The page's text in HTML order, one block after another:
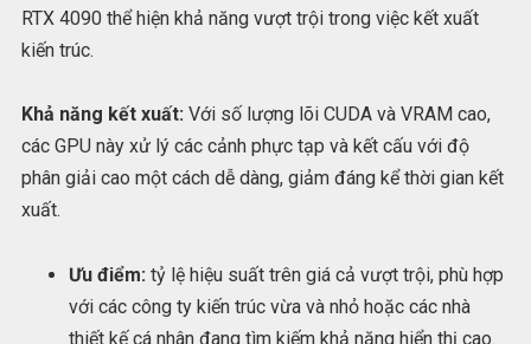
RTX 4090 thể hiện khả năng vượt trội trong việc kết xuất
kiến trúc.
Khả năng kết xuất: Với số lượng lõi CUDA và VRAM cao,
các GPU này xử lý các cảnh phực tạp và kết cấu với độ
phân giải cao một cách dễ dàng, giảm đáng kể thời gian kết
xuất.
Ưu điểm: tỷ lệ hiệu suất trên giá cả vượt trội, phù hợp
với các công ty kiến trúc vừa và nhỏ hoặc các nhà
thiết kế cá nhân đang tìm kiếm khả năng hiển thị cao.